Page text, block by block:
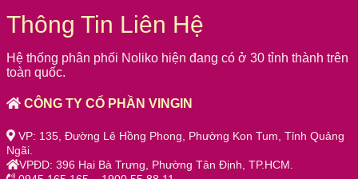
Thông Tin Liên Hệ
Hệ thống phân phối Noliko hiện đang có ở 30 tỉnh thành trên
toàn quốc.
CÔNG TY CỔ PHẦN VINGIN
VP: 135, Đường Lê Hồng Phong, Phường Kon Tum, Tỉnh Quảng
Ngãi.
VPĐD: 396 Hai Bà Trưng, Phường Tân Định, TP.HCM.